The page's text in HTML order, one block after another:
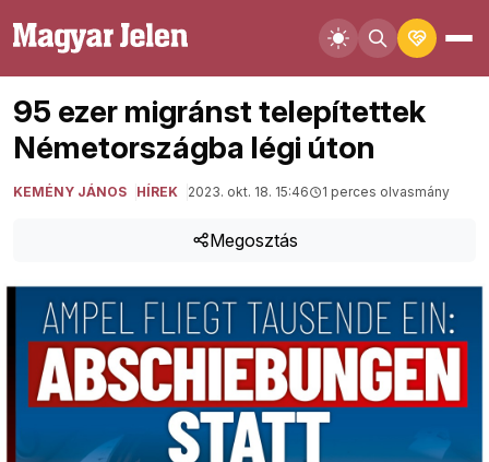
95 ezer migránst telepítettek
Németországba légi úton
KEMÉNY JÁNOS HÍREK 2023. okt. 18. 15:46 1 perces olvasmány
Megosztás